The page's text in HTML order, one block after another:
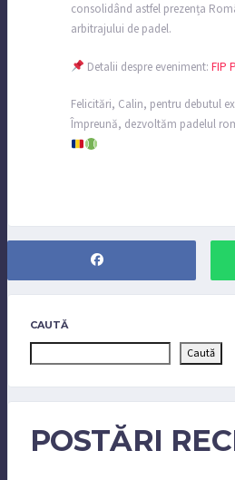
consolidând astfel prezența
arbitrajului de padel.
Detalii despre eveniment: FIP
Felicitări, Calin, pentru debutul
Împreună, dezvoltăm padelul
CAUTĂ
Caută
POSTĂRI